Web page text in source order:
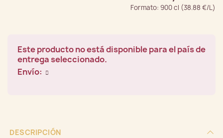
Formato: 900 cl (38.88 €/L)
Este producto no está disponible para el país de
entrega seleccionado.
Envío:
DESCRIPCIÓN